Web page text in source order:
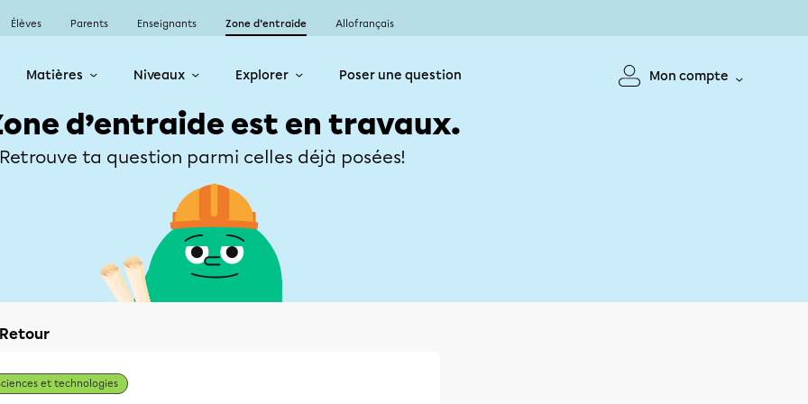
Élèves Parents Enseignants Zone d’entraide Allofrançais
Matières Niveaux Explorer Poser une question Mon compte
d’entraide est en travaux.
ta question parmi celles déjà posées!
Retour
et technologies